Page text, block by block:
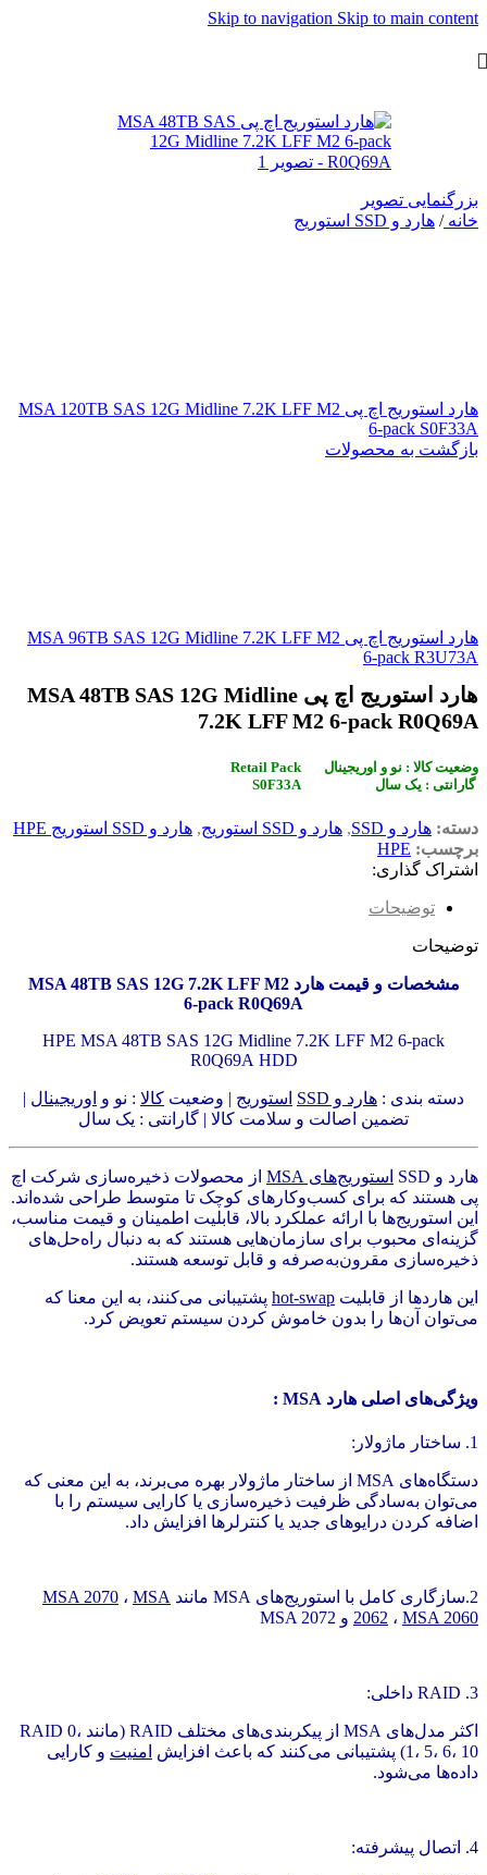
Skip to navigation Skip to main content
بزرگنمایی تصویر
خانه/ هارد و SSD استوریج
هارد استوریج اچ پی MSA 120TB SAS 12G Midline 7.2K LFF M2
6‑pack S0F33A
بازگشت به محصولات
هارد استوریج اچ پی MSA 96TB SAS 12G Midline 7.2K LFF M2
6‑pack R3U73A
هارد استوریج اچ پی MSA 48TB SAS 12G Midline
7.2K LFF M2 6‑pack R0Q69A
Retail Pack وضعیت کالا : نو و اوریجینال
S0F33A گارانتی : یک سال
دسته: هارد و SSD , هارد و SSD استوریج , هارد و SSD استوریج HPE
برچسب: HPE
اشتراک گذاری:
توضیحات
توضیحات
مشخصات و قیمت هارد MSA 48TB SAS 12G 7.2K LFF M2
6‑pack R0Q69A
HPE MSA 48TB SAS 12G Midline 7.2K LFF M2 6‑pack
R0Q69A HDD
دسته بندی : هارد و SSD استوریج | وضعیت کالا : نو و اوریجینال |
تضمین اصالت و سلامت کالا | گارانتی : یک سال
هارد و SSD استوریج‌های MSA
از محصولات ذخیره‌سازی شرکت اچ
پی هستند که برای کسب‌وکارهای کوچک تا متوسط طراحی شده‌اند.
این استوریج‌ها با ارائه عملکرد بالا، قابلیت اطمینان و قیمت مناسب،
گزینه‌ای محبوب برای سازمان‌هایی هستند که به دنبال راه‌حل‌های
ذخیره‌سازی مقرون‌به‌صرفه و قابل توسعه هستند.
این هاردها از قابلیت hot-swap پشتیبانی می‌کنند، به این معنا که
می‌توان آن‌ها را بدون خاموش کردن سیستم تعویض کرد.
ویژگی‌های اصلی هارد MSA :
1. ساختار ماژولار:
دستگاه‌های MSA از ساختار ماژولار بهره می‌برند، به این معنی که
می‌توان به‌سادگی ظرفیت ذخیره‌سازی یا کارایی سیستم را با
اضافه کردن درایوهای جدید یا کنترلرها افزایش داد.
2.سازگاری کامل با استوریج‌های MSA مانند MSA 2070 ، MSA
2062 ، MSA 2060 و MSA 2072
3. RAID داخلی:
اکثر مدل‌های MSA از پیکربندی‌های مختلف RAID (مانند RAID 0،
1، 5، 6، 10) پشتیبانی می‌کنند که باعث افزایش
امنیت و کارایی
داده‌ها می‌شود.
4. اتصال پیشرفته: